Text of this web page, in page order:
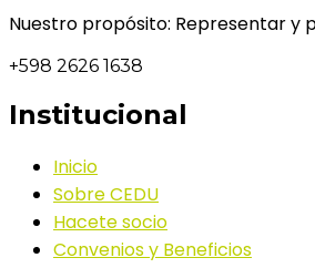
Nuestro propósito: Representar y
+598 2626 1638
Institucional
Inicio
Sobre CEDU
Hacete socio
Convenios y Beneficios